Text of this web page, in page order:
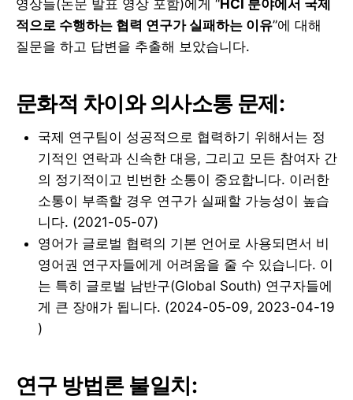
영상들(논문 발표 영상 포함)에게 “HCI 분야에서 국제
적으로 수행하는 협력 연구가 실패하는 이유”에 대해
질문을 하고 답변을 추출해 보았습니다.
문화적 차이와 의사소통 문제:
국제 연구팀이 성공적으로 협력하기 위해서는 정
기적인 연락과 신속한 대응, 그리고 모든 참여자 간
의 정기적이고 빈번한 소통이 중요합니다. 이러한
소통이 부족할 경우 연구가 실패할 가능성이 높습
니다. (2021-05-07)
영어가 글로벌 협력의 기본 언어로 사용되면서 비
영어권 연구자들에게 어려움을 줄 수 있습니다. 이
는 특히 글로벌 남반구(Global South) 연구자들에
게 큰 장애가 됩니다. (2024-05-09, 2023-04-19
)
연구 방법론 불일치: